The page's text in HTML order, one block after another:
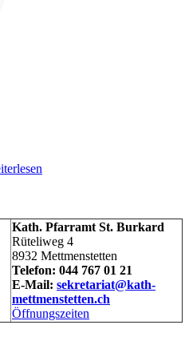
Kath. Pfarramt St. Burkard
Rüteliweg 4
8932 Mettmenstetten
Telefon: 044 767 01 21
E-Mail: sekretariat@kath-
mettmenstetten.ch
Öffnungszeiten